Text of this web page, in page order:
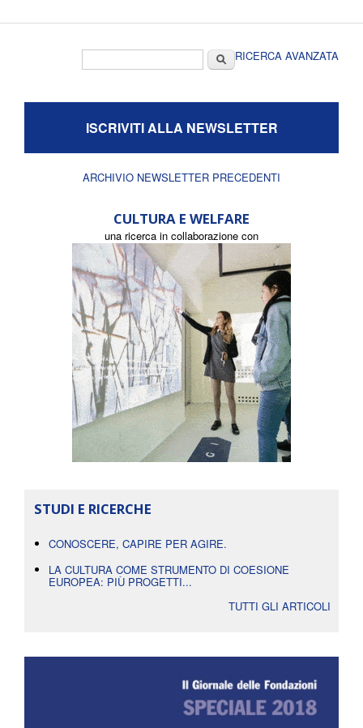
CercaRICERCA AVANZATA
ISCRIVITI ALLA NEWSLETTER
ARCHIVIO NEWSLETTER PRECEDENTI
CULTURA E WELFARE
una ricerca in collaborazione con
STUDI E RICERCHE
CONOSCERE, CAPIRE PER AGIRE.
LA CULTURA COME STRUMENTO DI COESIONE
EUROPEA: PIÙ PROGETTI...
TUTTI GLI ARTICOLI